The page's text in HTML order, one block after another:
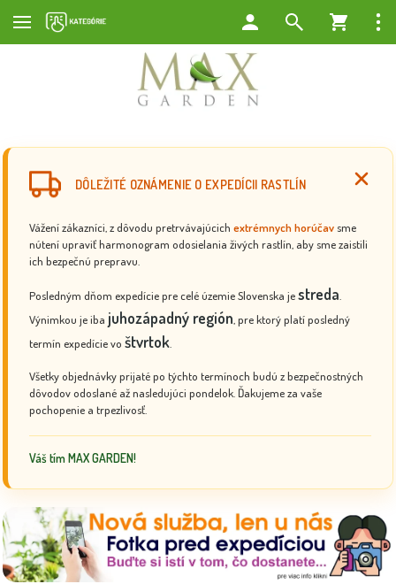
DÔLEŽITÉ OZNÁMENIE O EXPEDÍCII RASTLÍN
Vážení zákazníci, z dôvodu pretrvávajúcich extrémnych horúčav sme
nútení upraviť harmonogram odosielania živých rastlín, aby sme zaistili
ich bezpečnú prepravu.
Posledným dňom expedície pre celé územie Slovenska jestreda
Výnimkou je iba juhozápadný región , pre ktorý platí posledný
termín expedície vo štvrtok
Všetky objednávky prijaté po týchto termínoch budú z bezpečnostných
dôvodov odoslané až nasledujúci pondelok. Ďakujeme za vaše
pochopenie a trpezlivosť.
Váš tím MAX GARDEN!